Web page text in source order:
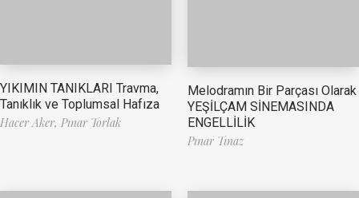
YIKIMIN TANIKLARI Travma,
Tanıklık ve Toplumsal Hafıza
Hacer Aker, Pınar Torlak
Melodramın Bir Parçası Olarak
YEŞİLÇAM SİNEMASINDA
ENGELLİLİK
Pınar Tınaz